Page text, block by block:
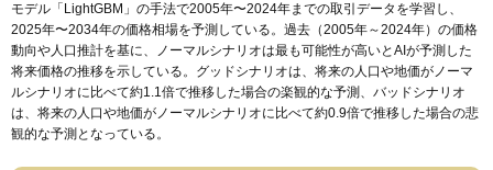
モデル「LightGBM」の手法で2005年〜2024年までの取引データを学習し、
2025年〜2034年の価格相場を予測している。過去（2005年～2024年）の価格
動向や人口推計を基に、ノーマルシナリオは最も可能性が高いとAIが予測した
将来価格の推移を示している。グッドシナリオは、将来の人口や地価がノーマ
ルシナリオに比べて約1.1倍で推移した場合の楽観的な予測、バッドシナリオ
は、将来の人口や地価がノーマルシナリオに比べて約0.9倍で推移した場合の悲
観的な予測となっている。